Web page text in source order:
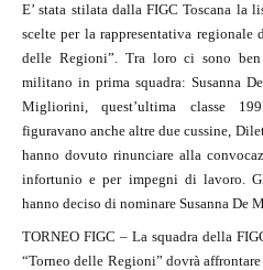
E’ stata stilata dalla FIGC Toscana
scelte per la rappresentativa
delle Regioni”. Tra loro ci sono
militano in prima squadra: Susanna
Migliorini, quest’ultima classe
figuravano anche altre due cussine,
hanno dovuto rinunciare alla
infortunio e per impegni di lavoro.
hanno deciso di nominare Susanna De
TORNEO FIGC – La squadra della
“Torneo delle Regioni” dovrà